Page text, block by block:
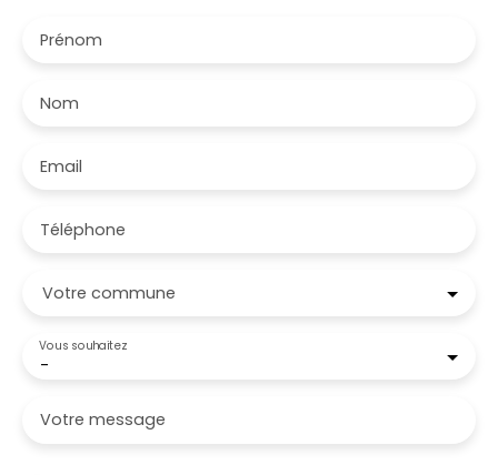
Prénom
Nom
Email
Téléphone
Votre commune
-
Vous souhaitez
Votre message